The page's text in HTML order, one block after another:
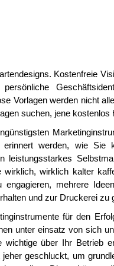
Kostenfreie
Vorlagen werden nicht
suchen, jene kostenlos
werden, wie Sie
leistungsstarkes
wirklich, wirklich kalter
mehrere
und zur Druckerei zu
für den
unter einsatz von sich
über Ihr Betrieb
geschluckt, um